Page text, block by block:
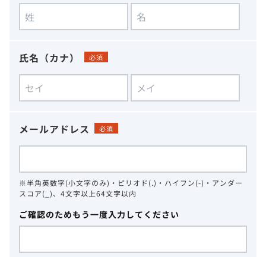
氏名（カナ） 必須
メールアドレス 必須
※半角英数字(小文字のみ)・ピリオド(.)・ハイフン(-)・アンダー
スコア(_)、4文字以上64文字以内
ご確認のためもう一度入力してください